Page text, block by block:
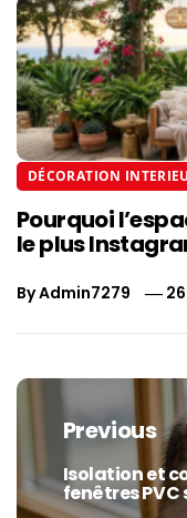
DÉCORATION
Pourquoi
le plus
ByAdmin7279
l’article
Previous
Previous
post:
Isolation et
fenêtres PVC